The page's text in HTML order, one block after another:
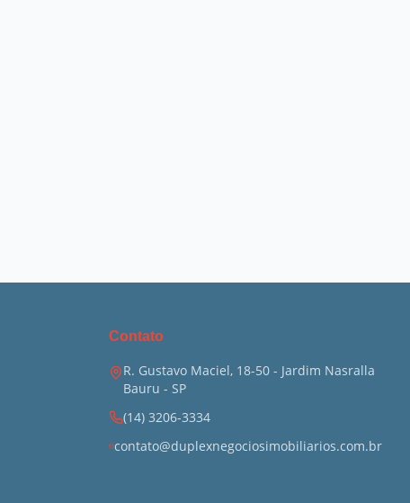
Contato
R. Gustavo Maciel, 18-50 - Jardim Nasralla
Bauru - SP
(14) 3206-3334
contato@duplexnegociosimobiliarios.com.br